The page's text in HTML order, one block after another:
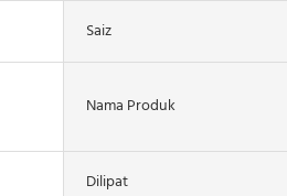
Saiz
Nama Produk
Dilipat